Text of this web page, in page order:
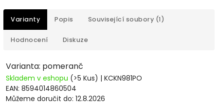
Varianty Popis Související soubory (1)
Hodnocení Diskuze
Varianta: pomeranč
Skladem v eshopu (>5 Kus) | KCKN981PO
EAN: 8594014860504
Můžeme doručit do: 12.8.2026